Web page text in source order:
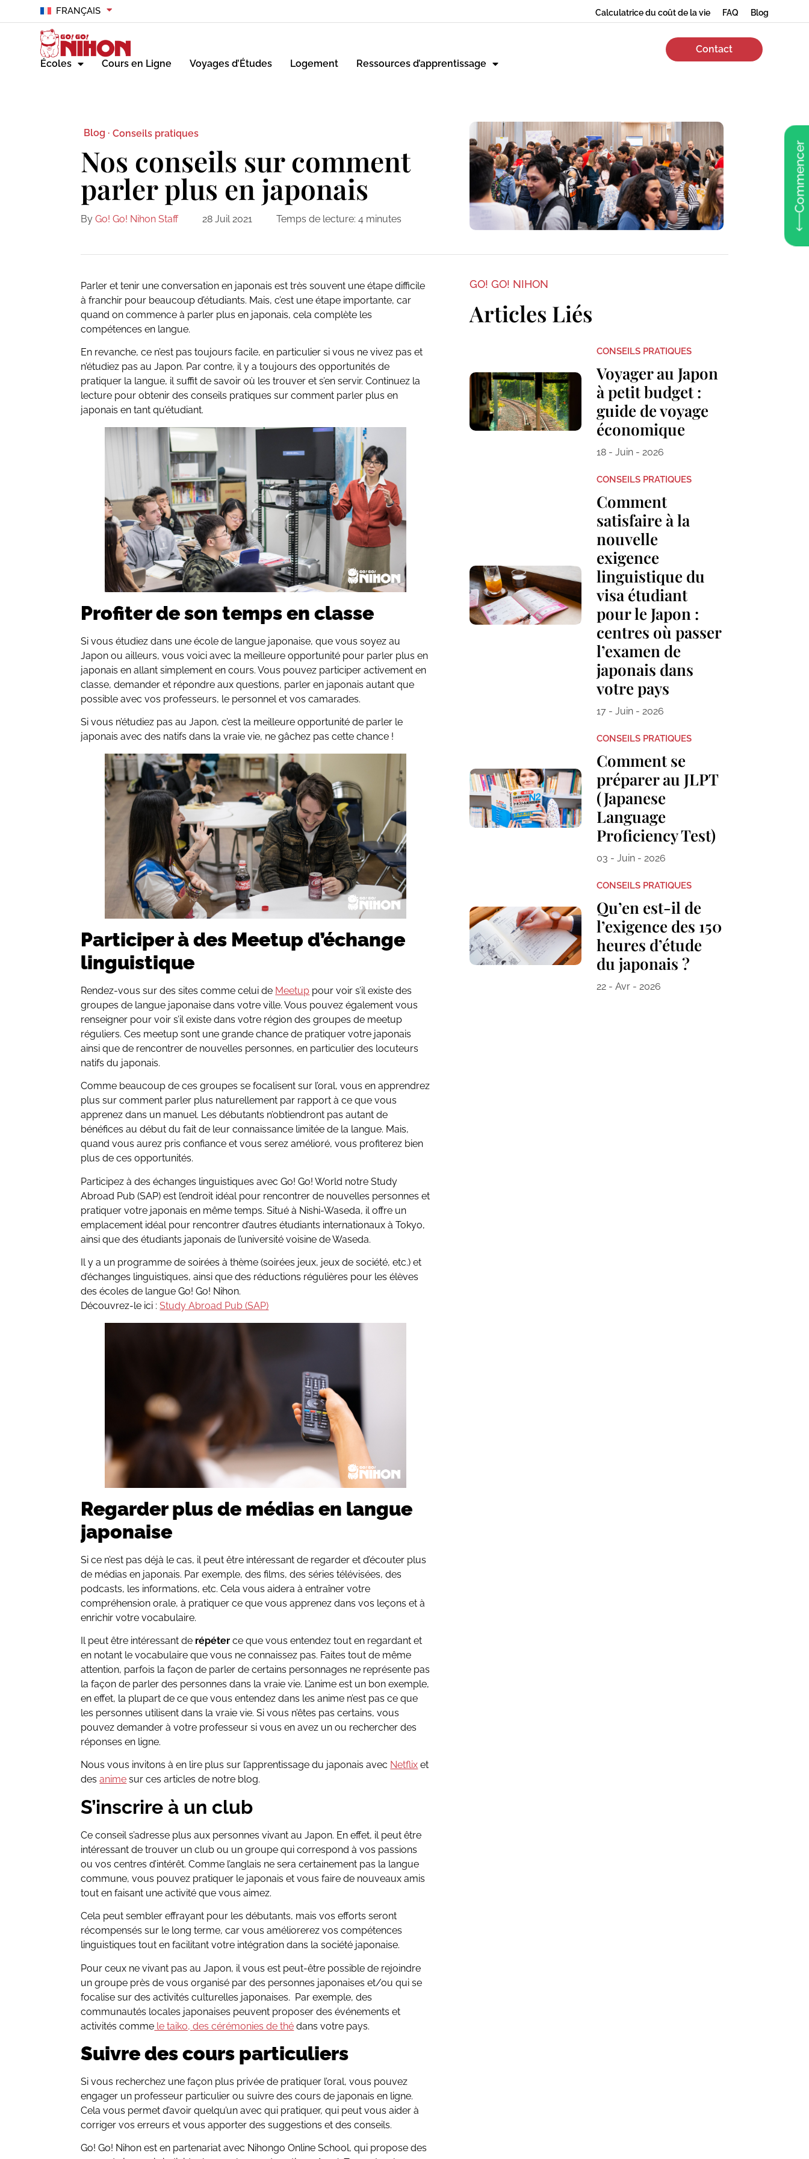
FRANÇAIS Calculatrice du coût de la vie FAQ Blog
Écoles Cours en Ligne Voyages d’Études Logement Ressources d’apprentissage
Contact
Commencer
Blog · Conseils pratiques
Nos conseils sur comment
parler plus en japonais
By Go! Go! Nihon Staff 28 Juil 2021 Temps de lecture: 4 minutes
Parler et tenir une conversation en japonais est très souvent une étape difficile
à franchir pour beaucoup d’étudiants. Mais, c’est une étape importante, car
quand on commence à parler plus en japonais, cela complète les
compétences en langue.
En revanche, ce n’est pas toujours facile, en particulier si vous ne vivez pas et
n’étudiez pas au Japon. Par contre, il y a toujours des opportunités de
pratiquer la langue, il suffit de savoir où les trouver et s’en servir. Continuez la
lecture pour obtenir des conseils pratiques sur comment parler plus en
japonais en tant qu’étudiant.
Profiter de son temps en classe
Si vous étudiez dans une école de langue japonaise, que vous soyez au
Japon ou ailleurs, vous voici avec la meilleure opportunité pour parler plus en
japonais en allant simplement en cours. Vous pouvez participer activement en
classe, demander et répondre aux questions, parler en japonais autant que
possible avec vos professeurs, le personnel et vos camarades.
Si vous n’étudiez pas au Japon, c’est la meilleure opportunité de parler le
japonais avec des natifs dans la vraie vie, ne gâchez pas cette chance !
Participer à des Meetup d’échange
linguistique
Rendez-vous sur des sites comme celui de Meetup pour voir s’il existe des
groupes de langue japonaise dans votre ville. Vous pouvez également vous
renseigner pour voir s’il existe dans votre région des groupes de meetup
réguliers. Ces meetup sont une grande chance de pratiquer votre japonais
ainsi que de rencontrer de nouvelles personnes, en particulier des locuteurs
natifs du japonais.
Comme beaucoup de ces groupes se focalisent sur l’oral, vous en apprendrez
plus sur comment parler plus naturellement par rapport à ce que vous
apprenez dans un manuel. Les débutants n’obtiendront pas autant de
bénéfices au début du fait de leur connaissance limitée de la langue. Mais,
quand vous aurez pris confiance et vous serez amélioré, vous profiterez bien
plus de ces opportunités.
Participez à des échanges linguistiques avec Go! Go! World notre Study
Abroad Pub (SAP) est l’endroit idéal pour rencontrer de nouvelles personnes et
pratiquer votre japonais en même temps. Situé à Nishi-Waseda, il offre un
emplacement idéal pour rencontrer d’autres étudiants internationaux à Tokyo,
ainsi que des étudiants japonais de l’université voisine de Waseda.
Il y a un programme de soirées à thème (soirées jeux, jeux de société, etc.) et
d’échanges linguistiques, ainsi que des réductions régulières pour les élèves
des écoles de langue Go! Go! Nihon.
Découvrez-le ici :Study Abroad Pub (SAP)
Regarder plus de médias en langue
japonaise
Si ce n’est pas déjà le cas, il peut être intéressant de regarder et d’écouter plus
de médias en japonais. Par exemple, des films, des séries télévisées, des
podcasts, les informations, etc. Cela vous aidera à entraîner votre
compréhension orale, à pratiquer ce que vous apprenez dans vos leçons et à
enrichir votre vocabulaire.
Il peut être intéressant de répéter ce que vous entendez tout en regardant et
en notant le vocabulaire que vous ne connaissez pas. Faites tout de même
attention, parfois la façon de parler de certains personnages ne représente pas
la façon de parler des personnes dans la vraie vie. L’anime est un bon exemple,
en effet, la plupart de ce que vous entendez dans les anime n’est pas ce que
les personnes utilisent dans la vraie vie. Si vous n’êtes pas certains, vous
pouvez demander à votre professeur si vous en avez un ou rechercher des
réponses en ligne.
Nous vous invitons à en lire plus sur l’apprentissage du japonais avec Netflix et
desanime sur ces articles de notre blog.
S’inscrire à un club
Ce conseil s’adresse plus aux personnes vivant au Japon. En effet, il peut être
intéressant de trouver un club ou un groupe qui correspond à vos passions
ou vos centres d’intérêt. Comme l’anglais ne sera certainement pas la langue
commune, vous pouvez pratiquer le japonais et vous faire de nouveaux amis
tout en faisant une activité que vous aimez.
Cela peut sembler effrayant pour les débutants, mais vos efforts seront
récompensés sur le long terme, car vous améliorerez vos compétences
linguistiques tout en facilitant votre intégration dans la société japonaise.
Pour ceux ne vivant pas au Japon, il vous est peut-être possible de rejoindre
un groupe près de vous organisé par des personnes japonaises et/ou qui se
focalise sur des activités culturelles japonaises. Par exemple, des
communautés locales japonaises peuvent proposer des événements et
activités comme le taiko,des cérémonies de thé dans votre pays.
Suivre des cours particuliers
Si vous recherchez une façon plus privée de pratiquer l’oral, vous pouvez
engager un professeur particulier ou suivre des cours de japonais en ligne.
Cela vous permet d’avoir quelqu’un avec qui pratiquer, qui peut vous aider à
corriger vos erreurs et vous apporter des suggestions et des conseils.
Go! Go! Nihon est en partenariat avec Nihongo Online School, qui propose des
GO! GO! NIHON
Articles Liés
CONSEILS PRATIQUES
Voyager au Japon
à petit budget :
guide de voyage
économique
18 - Juin - 2026
CONSEILS PRATIQUES
Comment
satisfaire à la
nouvelle
exigence
linguistique du
visa étudiant
pour le Japon :
centres où passer
l’examen de
japonais dans
votre pays
17 - Juin - 2026
CONSEILS PRATIQUES
Comment se
préparer au JLPT
(Japanese
Language
Proficiency Test)
03 - Juin - 2026
CONSEILS PRATIQUES
Qu’en est-il de
l’exigence des 150
heures d’étude
du japonais ?
22 - Avr - 2026